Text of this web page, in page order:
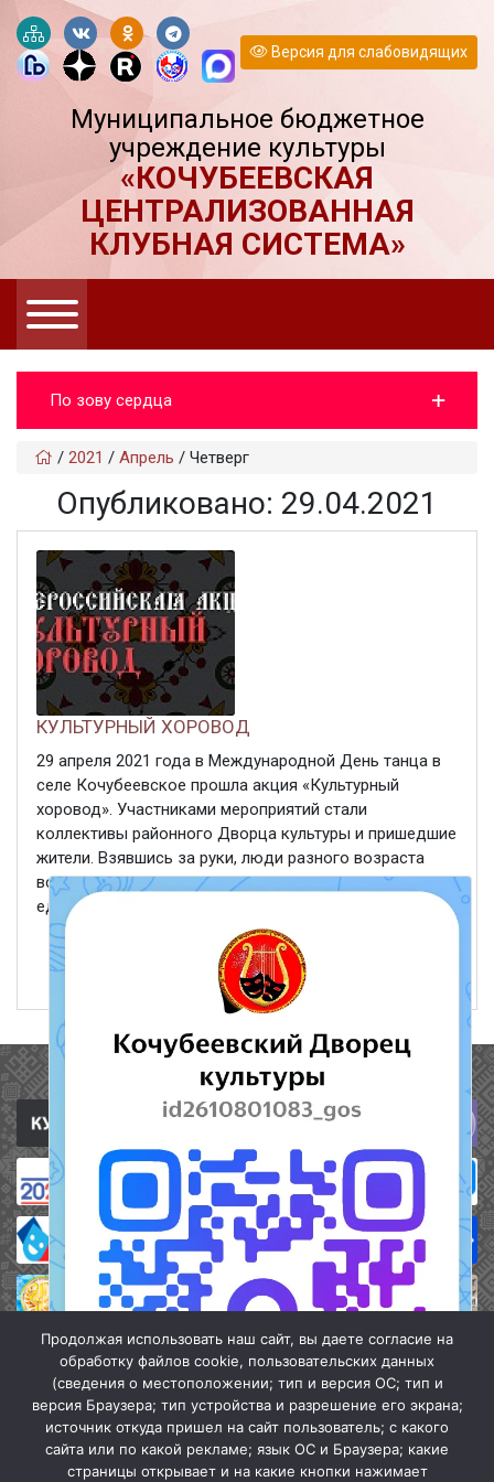
Версия для слабовидящих
Муниципальное бюджетное
учреждение культуры
«КОЧУБЕЕВСКАЯ
ЦЕНТРАЛИЗОВАННАЯ
КЛУБНАЯ СИСТЕМА»
По зову сердца
/ 2021 / Апрель / Четверг
Опубликовано: 29.04.2021
КУЛЬТУРНЫЙ ХОРОВОД
29 апреля 2021 года в Международной День танца в
селе Кочубеевское прошла акция «Культурный
хоровод». Участниками мероприятий стали
коллективы районного Дворца культуры и пришедшие
жители. Взявшись за руки, люди разного возраста
встали в дружный хоровод, олицетворяя символ
единства и сплоченности, ...
Полезные ссылки
Продолжая использовать наш сайт, вы даете согласие на
обработку файлов cookie, пользовательских данных
(сведения о местоположении; тип и версия ОС; тип и
версия Браузера; тип устройства и разрешение его экрана;
источник откуда пришел на сайт пользователь; с какого
сайта или по какой рекламе; язык ОС и Браузера; какие
страницы открывает и на какие кнопки нажимает